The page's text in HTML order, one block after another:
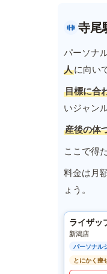
寺尾
パーソナ
人に向い
目標に合
いジャン
産後の体
ここで得
料金は月
ょう。
ライザッ
新潟店
パーソナル
とにかく痩